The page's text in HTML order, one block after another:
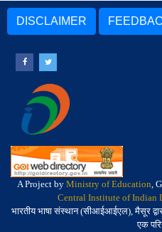
DISCLAIMER
A Project by Ministry of Education,
Central Institute of Indian
भारतीय भाषा संस्थान (सीआईआईएल), मैसूर
एक